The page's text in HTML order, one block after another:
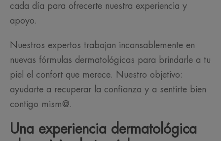
cada día para ofrecerte nuestra experiencia y
apoyo.
Nuestros expertos trabajan incansablemente en
nuevas fórmulas dermatológicas para brindarle a tu
piel el confort que merece. Nuestro objetivo:
ayudarte a recuperar la confianza y a sentirte bien
contigo mism@.
Una experiencia dermatológica